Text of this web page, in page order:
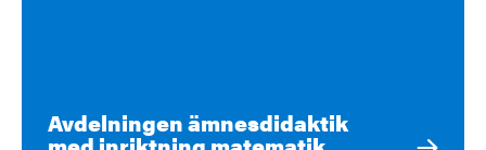
Avdelningen ämnesdidaktik